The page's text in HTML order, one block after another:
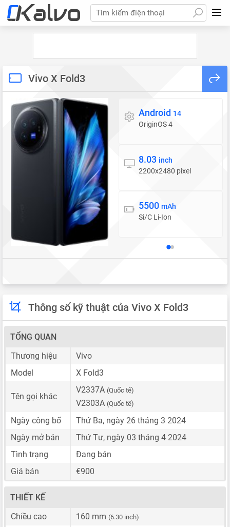
Tìm kiếm điện thoại
Vivo X Fold3
Hệ điều hành
Android 14
OriginOS 4
Màn hình
8.03 inch
2200x2480 pixel
Pin
5500 mAh
Si/C Li-Ion
Thông số kỹ thuật của Vivo X Fold3
TỔNG QUAN
Thương hiệu
Vivo
Model
X Fold3
Tên gọi khác
V2337A (Quốc tế)
V2303A (Quốc tế)
Ngày công bố
Thứ Ba, ngày 26 tháng 3 2024
Ngày mở bán
Thứ Tư, ngày 03 tháng 4 2024
Tình trạng
Đang bán
Giá bán
€900
THIẾT KẾ
Chiều cao
160 mm (6.30 inch)